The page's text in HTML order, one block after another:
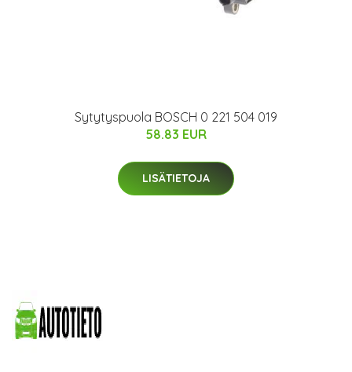
Sytytyspuola BOSCH 0 221 504 019
58.83 EUR
LISÄTIETOJA